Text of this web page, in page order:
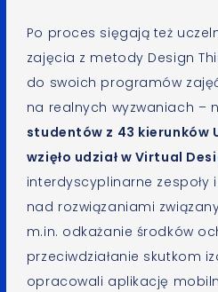
Po proces sięgają też
zajęcia z metody Design
do swoich programów
na realnych wyzwaniach –
studentów z 43 kierunków
wzięło udział w Virtual
interdyscyplinarne zespoły
nad rozwiązaniami
m.in. odkażanie środków
przeciwdziałanie skutkom
opracowali aplikację